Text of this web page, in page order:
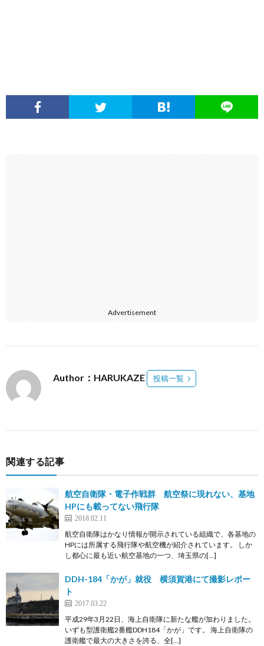
Advertisement
Author：HARUKAZE 投稿一覧
関連する記事
航空自衛隊・電子作戦群 航空祭に現れない、基地
HPにも載ってない飛行隊
2018.02.11
航空自衛隊はかなり情報が開示されている組織で、各基地の
HPには所属する飛行隊や航空機が紹介されています。 しか
し都心に最も近い航空基地の一つ、埼玉県の[…]
DDH-184「かが」就役 横須賀港にて撮影レポー
ト
2017.03.22
平成29年3月22日、海上自衛隊に新たな艦が加わりました。
いずも型護衛艦2番艦DDH184「かが」です。 海上自衛隊の
護衛艦で最大の大きさを誇る、全[…]